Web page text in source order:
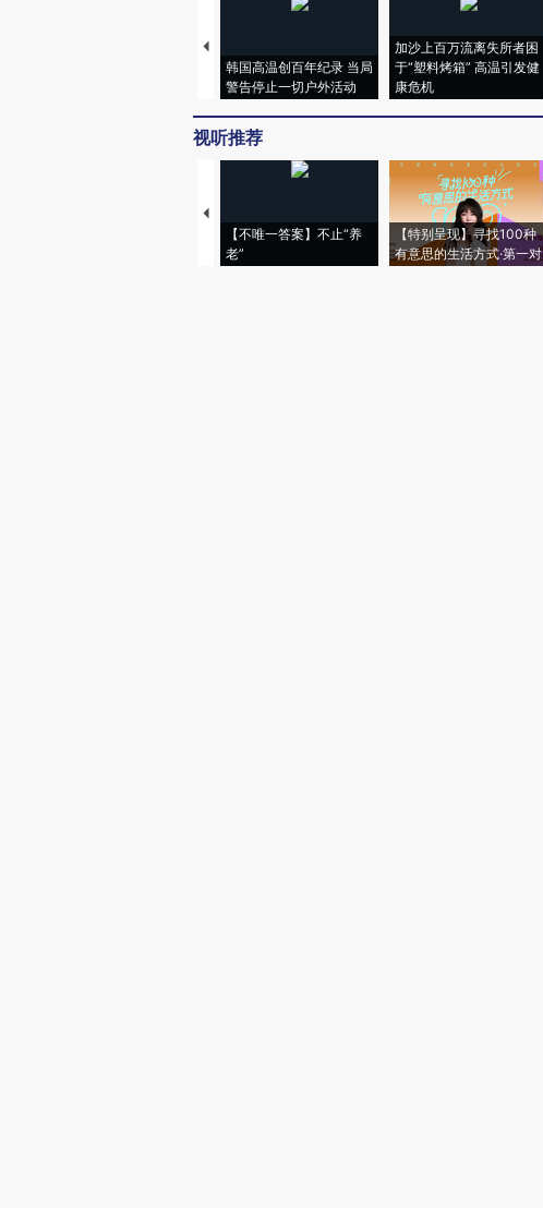
韩国高温创百年纪录 当局
警告停止一切户外活动
加沙上百万流离失所者困
于“塑料烤箱” 高温引发健
康危机
视听推荐
【不唯一答案】不止“养
老”
【特别呈现】寻找100种
有意思的生活方式·第一对